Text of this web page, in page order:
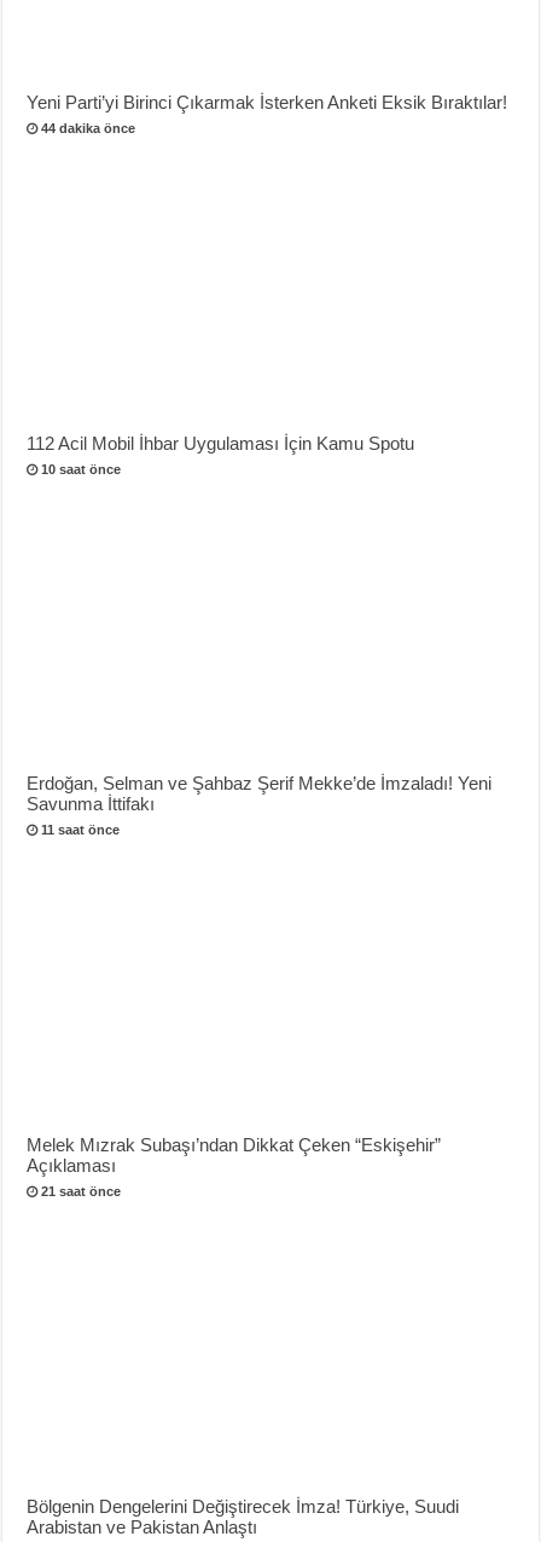
Yeni Parti’yi Birinci Çıkarmak İsterken Anketi Eksik Bıraktılar!
44 dakika önce
112 Acil Mobil İhbar Uygulaması İçin Kamu Spotu
10 saat önce
Erdoğan, Selman ve Şahbaz Şerif Mekke’de İmzaladı! Yeni
Savunma İttifakı
11 saat önce
Melek Mızrak Subaşı’ndan Dikkat Çeken “Eskişehir”
Açıklaması
21 saat önce
Bölgenin Dengelerini Değiştirecek İmza! Türkiye, Suudi
Arabistan ve Pakistan Anlaştı